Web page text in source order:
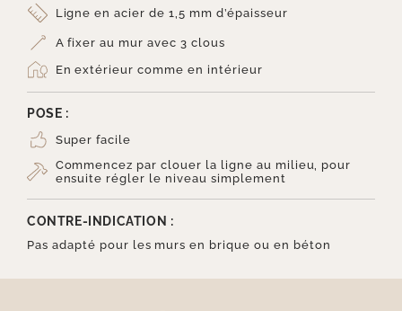
Ligne en acier de 1,5 mm d’épaisseur
A fixer au mur avec 3 clous
En extérieur comme en intérieur
POSE :
Super facile
Commencez par clouer la ligne au milieu, pour
ensuite régler le niveau simplement
CONTRE-INDICATION :
Pas adapté pour les murs en brique ou en béton